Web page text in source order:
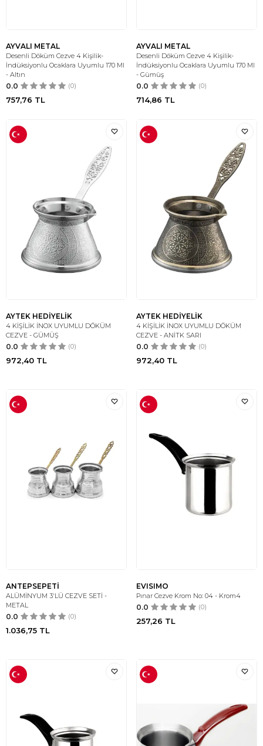
AYVALI METAL
Desenli Döküm Cezve 4 Kişilik-
İndüksiyonlu Ocaklara Uyumlu 170 Ml
- Altın
0.0 (0)
757,76 TL
AYVALI METAL
Desenli Döküm Cezve 4 Kişilik-
İndüksiyonlu Ocaklara Uyumlu 170 Ml
- Gümüş
0.0 (0)
714,86 TL
AYTEK HEDİYELİK
4 KİŞİLİK İNOX UYUMLU DÖKÜM
CEZVE - GÜMÜŞ
0.0 (0)
972,40 TL
AYTEK HEDİYELİK
4 KİŞİLİK İNOX UYUMLU DÖKÜM
CEZVE - ANİTK SARI
0.0 (0)
972,40 TL
ANTEPSEPETİ
ALÜMİNYUM 3'LÜ CEZVE SETİ -
METAL
0.0 (0)
1.036,75 TL
EVISIMO
Pınar Cezve Krom No: 04 - Krom4
0.0 (0)
257,26 TL